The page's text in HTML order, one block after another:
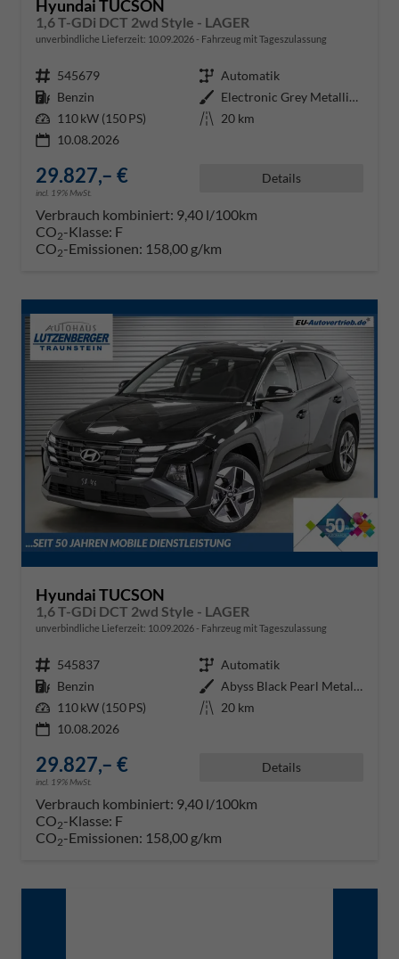
Hyundai TUCSON
1,6 T-GDi DCT 2wd Style - LAGER
unverbindliche Lieferzeit: 10.09.2026 Fahrzeug mit Tageszulassung
Fahrzeugnr. 545679 Getriebe Automatik
Kraftstoff Benzin Außenfarbe
Electronic Grey Metallic ()
Leistung 110 kW (150 PS) Kilometerstand 20 km
10.08.2026
29.827,– €
incl. 19% MwSt.
Details
Verbrauch kombiniert: 9,40 l/100km
CO2-Klasse: F
CO2-Emissionen: 158,00 g/km
Hyundai TUCSON
1,6 T-GDi DCT 2wd Style - LAGER
unverbindliche Lieferzeit: 10.09.2026 Fahrzeug mit Tageszulassung
Fahrzeugnr. 545837 Getriebe Automatik
Kraftstoff Benzin Außenfarbe
Abyss Black Pearl Metallic ()
Leistung 110 kW (150 PS) Kilometerstand 20 km
10.08.2026
29.827,– €
incl. 19% MwSt.
Details
Verbrauch kombiniert: 9,40 l/100km
CO2-Klasse: F
CO2-Emissionen: 158,00 g/km